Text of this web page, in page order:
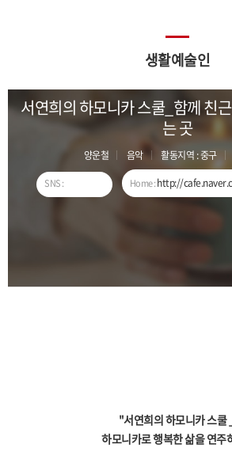
생활예술인
서연희의 하모니카 스쿨_함께 친
는 곳
양운철 음악 활동지역 : 중구
SNS : Home :http://
"서연희의 하모니카 스쿨 _
하모니카로 행복한 삶을 연주